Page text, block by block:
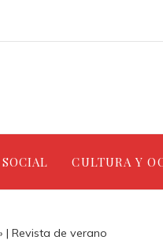
CULTURA Y
| Revista de verano